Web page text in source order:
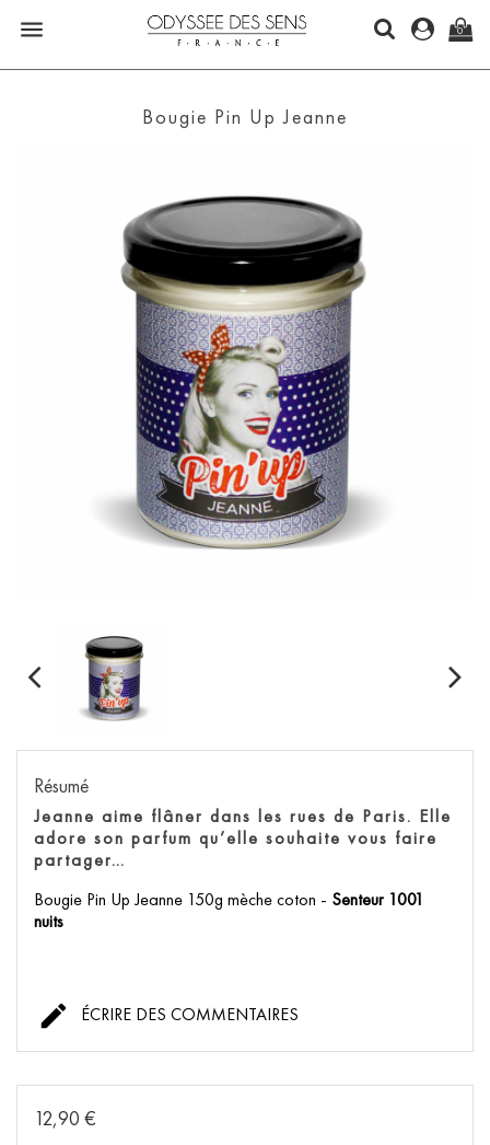
 0
Bougie Pin Up Jeanne
Résumé
Jeanne aime flâner dans les rues de Paris. Elle
adore son parfum qu’elle souhaite vous faire
partager…
Bougie Pin Up Jeanne 150g mèche coton - Senteur 1001
nuits
 ÉCRIRE DES COMMENTAIRES
12,90 €